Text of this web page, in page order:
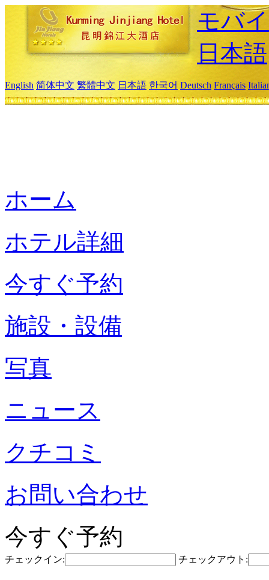
モバ
日本語
English 简体中文 繁體中文 日本語 한국어 Deutsch Français
ホーム
ホテル詳細
今すぐ予約
施設・設備
写真
ニュース
クチコミ
お問い合わせ
今すぐ予約
チェックイン: チェックアウト: